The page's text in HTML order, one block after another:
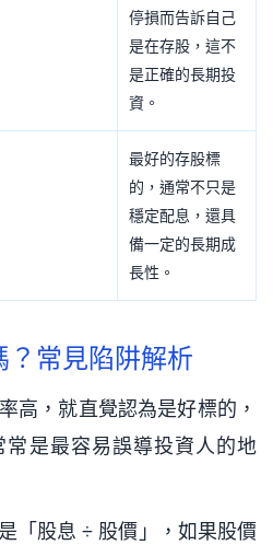
停損而告訴自己
是在存股，這不
是正確的長期投
資。
最好的存股標
的，通常不只是
穩定配息，還具
備一定的長期成
長性。
？常見陷阱解析
高，就直覺認為是好標的，
是最容易誤導投資人的地
「股息 ÷ 股價」，如果股價